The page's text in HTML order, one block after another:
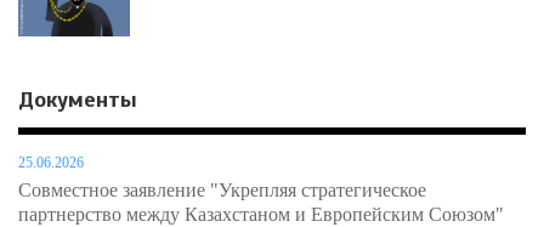
Документы
25.06.2026
Совместное заявление "Укрепляя стратегическое
партнерство между Казахстаном и Европейским Союзом"